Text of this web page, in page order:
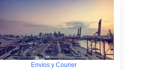
Envíos y Courier